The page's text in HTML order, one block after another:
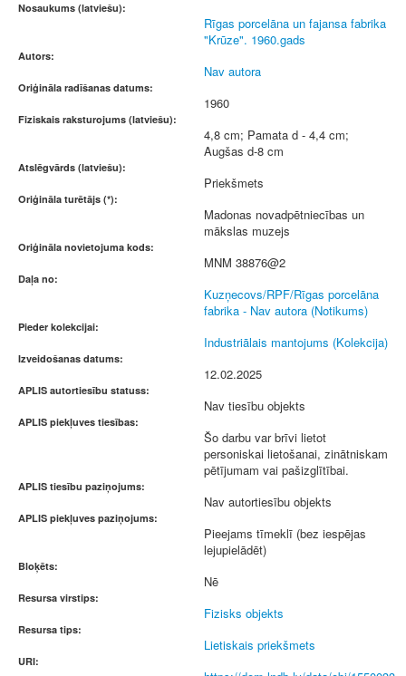
Nosaukums (latviešu):
Rīgas porcelāna un fajansa fabrika
"Krūze". 1960.gads
Autors:
Nav autora
Oriģināla radīšanas datums:
1960
Fiziskais raksturojums (latviešu):
4,8 cm; Pamata d - 4,4 cm;
Augšas d-8 cm
Atslēgvārds (latviešu):
Priekšmets
Oriģināla turētājs (*):
Madonas novadpētniecības un
mākslas muzejs
Oriģināla novietojuma kods:
MNM 38876@2
Daļa no:
Kuzņecovs/RPF/Rīgas porcelāna
fabrika - Nav autora (Notikums)
Pieder kolekcijai:
Industriālais mantojums (Kolekcija)
Izveidošanas datums:
12.02.2025
APLIS autortiesību statuss:
Nav tiesību objekts
APLIS piekļuves tiesības:
Šo darbu var brīvi lietot
personiskai lietošanai, zinātniskam
pētījumam vai pašizglītībai.
APLIS tiesību paziņojums:
Nav autortiesību objekts
APLIS piekļuves paziņojums:
Pieejams tīmeklī (bez iespējas
lejupielādēt)
Bloķēts:
Nē
Resursa virstips:
Fizisks objekts
Resursa tips:
Lietiskais priekšmets
URI: